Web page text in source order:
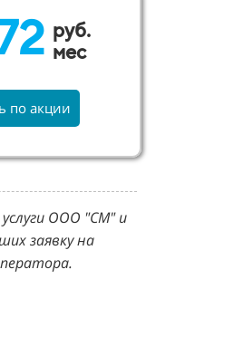
руб.
мес
по акции
ООО "СМ" и
заявку на